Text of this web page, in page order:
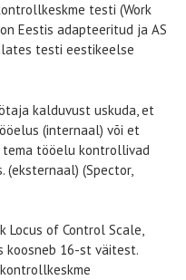
testi (Work
Eestis adapteeritud ja AS
testi eestikeelse
kalduvust uskuda, et
(internaal) või et
tööelu kontrollivad
(eksternaal) (Spector,
Locus of Control Scale,
koosneb 16-st väitest.